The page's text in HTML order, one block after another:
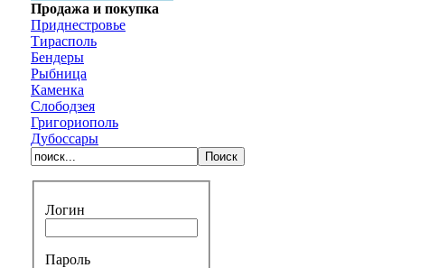
Продажа и покупка
Приднестровье
Тирасполь
Бендеры
Рыбница
Каменка
Слободзея
Григориополь
Дубоссары
Логин
Пароль